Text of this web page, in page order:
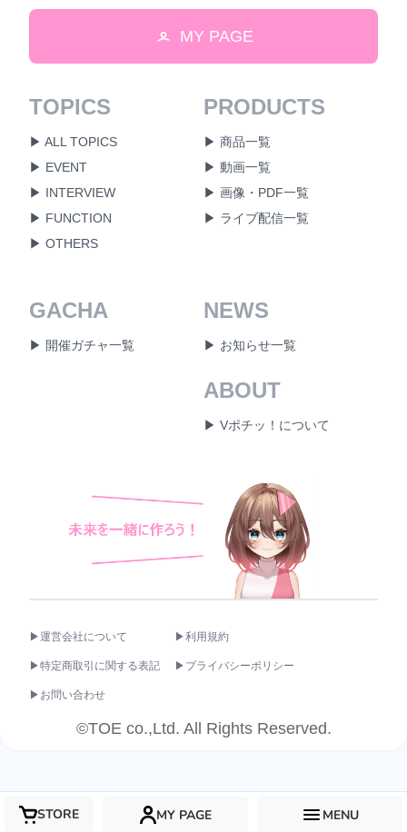
STORE MY PAGE MENU
MY PAGE
TOPICS
▶ ALL TOPICS
▶ EVENT
▶ INTERVIEW
▶ FUNCTION
▶ OTHERS
PRODUCTS
▶ 商品一覧
▶ 動画一覧
▶ 画像・PDF一覧
▶ ライブ配信一覧
GACHA
▶ 開催ガチャ一覧
NEWS
▶ お知らせ一覧
ABOUT
▶ Vポチッ！について
▶運営会社について ▶利用規約
▶特定商取引に関する表記 ▶プライバシーポリシー
▶お問い合わせ
©TOE co.,Ltd. All Rights Reserved.